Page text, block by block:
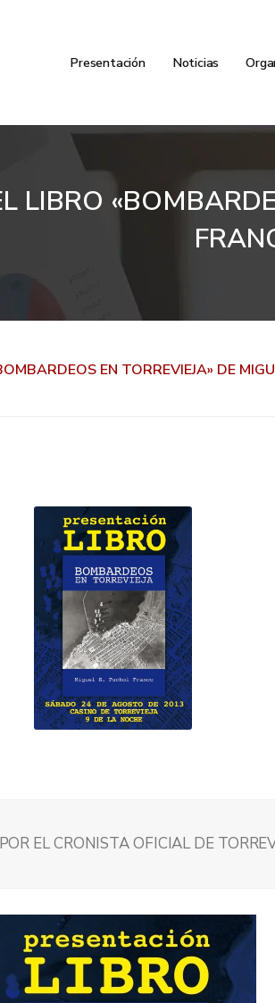
Presentación Noticias
LIBRO
EN TORREVIEJA» DE
EL CRONISTA OFICIAL DE